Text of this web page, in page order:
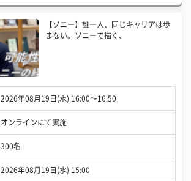
【ソニー】誰一人、同じキャリアは歩
まない。ソニーで描く、
2026年08月19日(水) 16:00〜16:50
オンラインにて実施
300名
2026年08月19日(水) 15:00